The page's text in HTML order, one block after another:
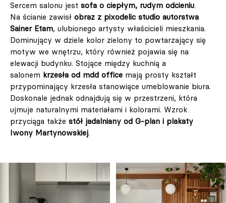
Sercem salonu jest sofa o ciepłym, rudym odcieniu.
Na ścianie zawisł obraz z pixodelic studio autorstwa
Sainer Etam, ulubionego artysty właścicieli mieszkania.
Dominujący w dziele kolor zielony to powtarzający się
motyw we wnętrzu, który również pojawia się na
elewacji budynku. Stojące między kuchnią a
salonem krzesła od mdd office mają prosty kształt
przypominający krzesła stanowiące umeblowanie biura.
Doskonale jednak odnajdują się w przestrzeni, która
ujmuje naturalnymi materiałami i kolorami. Wzrok
przyciąga także stół jadalniany od G-plan i plakaty
Iwony Martynowskiej.